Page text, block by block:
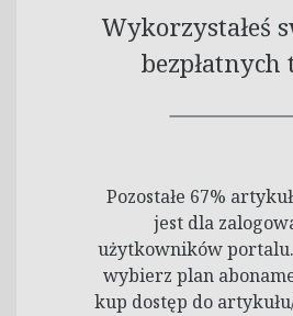
Wykorzystałeś
bezpłatnych
Pozostałe 67%
jest dla
użytkowników
wybierz plan
kup dostęp do